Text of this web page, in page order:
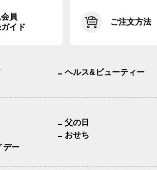
員
イド
ご注文方法
ヘルス&ビューティー
父の日
おせち
デー